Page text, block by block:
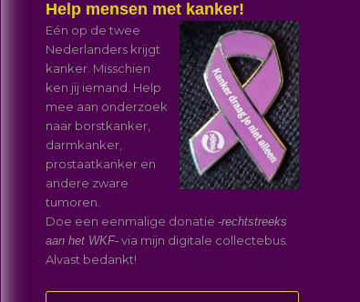
Help mensen met kanker!
Eén op de twee
Nederlanders krijgt
kanker. Misschien
ken jij iemand. Help
mee aan onderzoek
naar borstkanker,
darmkanker,
prostaatkanker en
andere zware
tumoren.
Doe een eenmalige donatie-rechtstreeks
aan het WKF- via mijn digitale collectebus.
Alvast bedankt!